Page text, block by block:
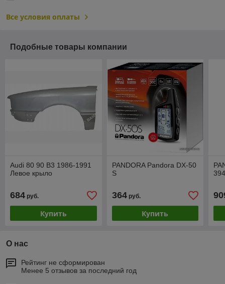
Все условия оплаты
Подобные товары компании
Audi 80 90 B3 1986-1991
Левое крыло
684 руб.
Купить
PANDORA Pandora DX-50
S
364руб.
Купить
О нас
Рейтинг не сформирован
Менее 5 отзывов за последний год